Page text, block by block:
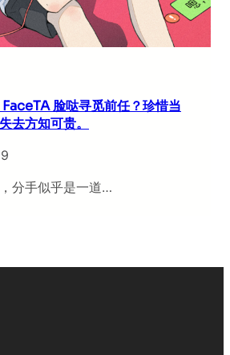
脸哒寻觅前任？珍惜当
去方知可贵。
分手似乎是一道…